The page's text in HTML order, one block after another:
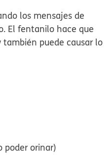
los mensajes de
El fentanilo hace que
puede causar lo
poder orinar)